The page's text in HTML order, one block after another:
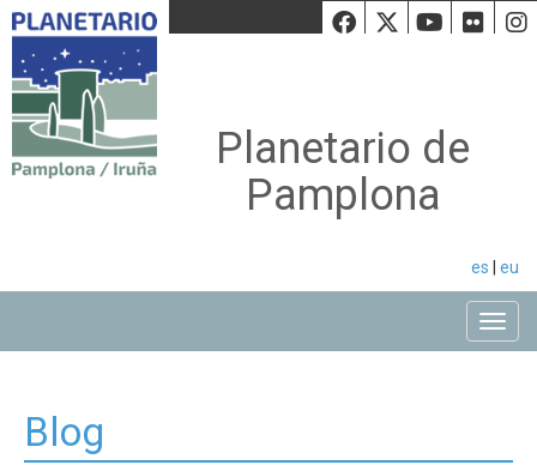
Facebook
Twiiter
Planetario de
Pamplona
es eu
Blog